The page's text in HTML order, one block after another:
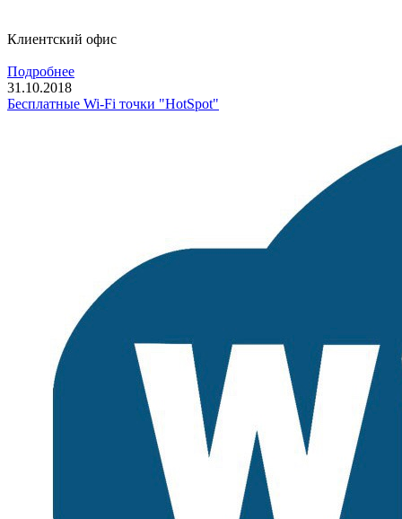
Клиентский офис
Подробнее
31.10.2018
Бесплатные Wi-Fi точки "HotSpot"